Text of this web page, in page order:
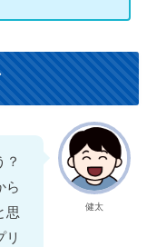
健太
？
ら
思
リ